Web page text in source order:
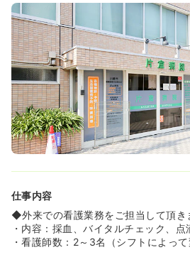
いるため、ゆったりと落ち着いた環
きたい方にもオススメです♪
◆同院では金曜日と土曜日に内視鏡
す。指導医の先生が担当をしている
取りたい方にとって学べる環境が整
◆内視鏡検査（胃がん検診）、便検
胸部レントゲン（肺がん検診）など
域に密着した医療を提供しています
≪遠方からの方にもおすすめ≫
◆病院から徒歩5分の所に1Ｒの専
らの方にはご利用して頂けます★ま
で、車通勤もして頂けます♪
仕事内容
◆外来での看護業務をご担当して頂き
・内容：採血、バイタルチェック、
・看護師数：2～3名（シフトによって